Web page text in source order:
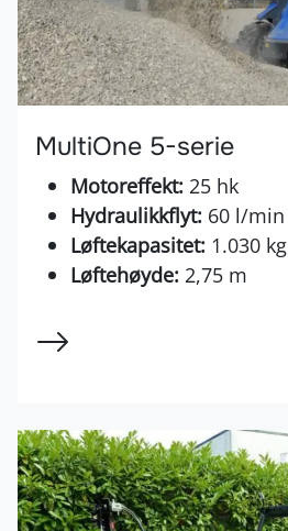
MultiOne 5-serie
Motoreffekt: 25 hk
Hydraulikkflyt: 60 l/min
Løftekapasitet: 1.030 kg
Løftehøyde: 2,75 m